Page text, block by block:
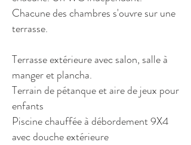
Chacune des chambres s'ouvre sur une
terrasse.
Terrasse extérieure avec salon, salle à
manger et plancha.
Terrain de pétanque et aire de jeux pour
enfants
Piscine chauffée à débordement 9X4
avec douche extérieure